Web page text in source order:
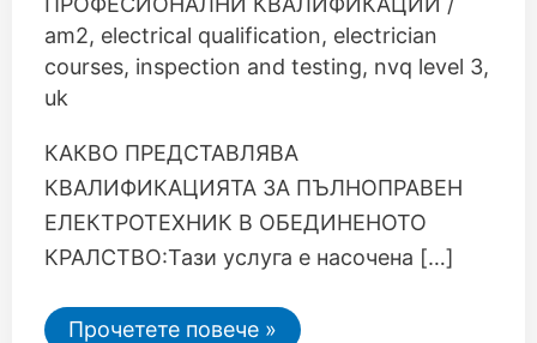
am2, electrical qualification, electrician
courses, inspection and testing, nvq level 3,
uk
КАКВО ПРЕДСТАВЛЯВА
КВАЛИФИКАЦИЯТА ЗА ПЪЛНОПРАВЕН
ЕЛЕКТРОТЕХНИК В ОБЕДИНЕНОТО
КРАЛСТВО:Тази услуга е насочена […]
Прочетете повече »